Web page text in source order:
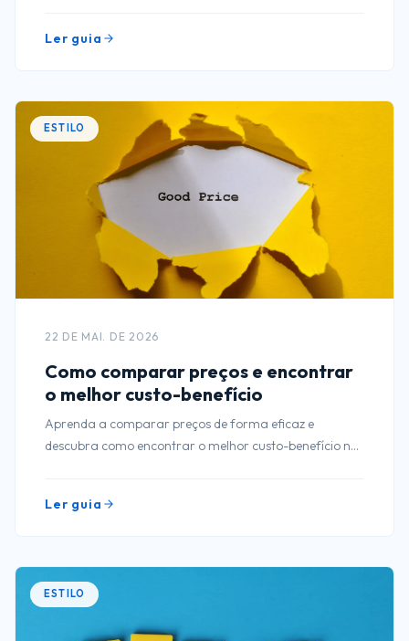
Ler guia
ESTILO
22 DE MAI. DE 2026
Como comparar preços e encontrar
o melhor custo-benefício
Aprenda a comparar preços de forma eficaz e
descubra como encontrar o melhor custo-benefício nas
Ler guia
ESTILO